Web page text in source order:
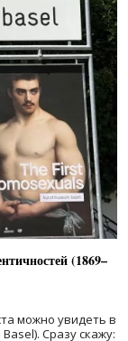
(1869–
можно увидеть в
Сразу скажу: